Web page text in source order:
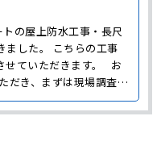
の屋上防水工事・長尺
ました。 こちらの工事
せていただきます。 お
き、まずは現場調査に
、コケの付着が広範囲
状態でした。 屋上には
を直接受けてしま･･･